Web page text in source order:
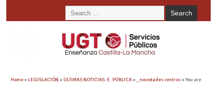
Home»LEGISLACIÓN »ÚLTIMAS NOTICIAS: E. PÚBLICA» _novedades centros» You are